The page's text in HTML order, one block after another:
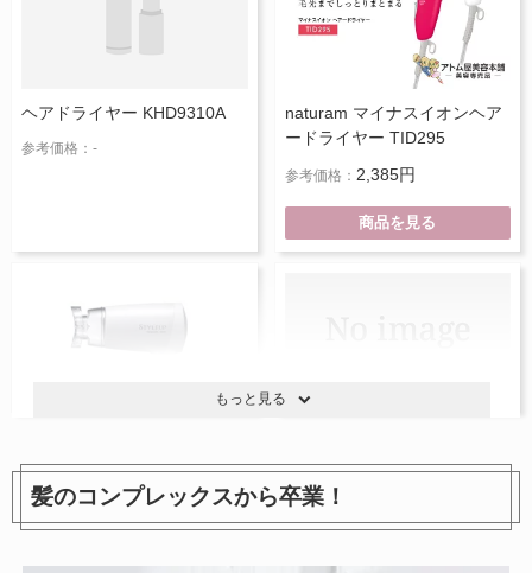
ヘアドライヤー KHD9310A
参考価格：-
naturam マイナスイオンヘア
ードライヤー TID295
参考価格： 2,385円
商品を見る
海外対応マイナスイオンドラ
海外対応ドライヤー BI14
もっと見る
髪のコンプレックスから卒業！